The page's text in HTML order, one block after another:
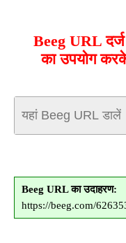
Beeg URL
का उपयोग
Beeg URL का उदाहरण:
https://beeg.com/